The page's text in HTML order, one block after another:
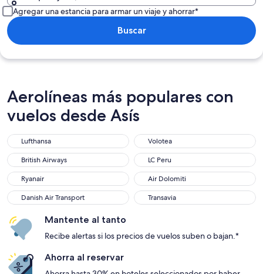
Agregar una estancia para armar un viaje y ahorrar*
Buscar
Aerolíneas más populares con
vuelos desde Asís
Lufthansa
Volotea
British Airways
LC Peru
Ryanair
Air Dolomiti
Danish Air Transport
Transavia
Mantente al tanto
Recibe alertas si los precios de vuelos suben o bajan.*
Ahorra al reservar